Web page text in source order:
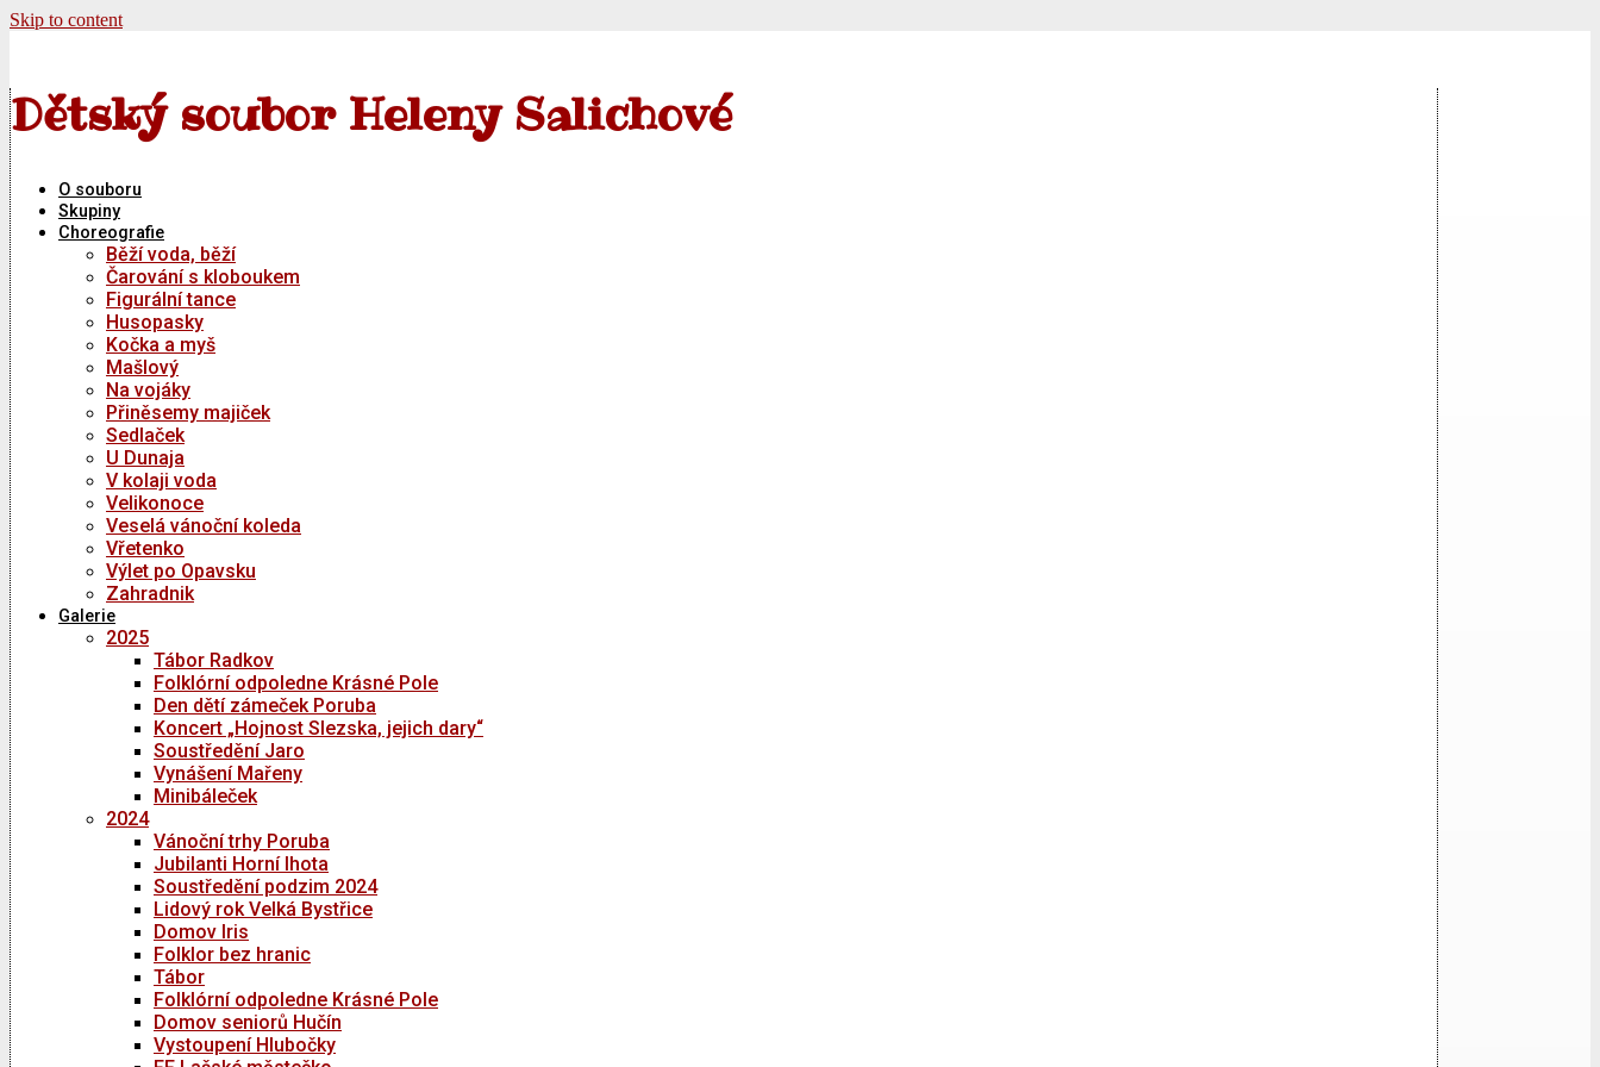
Skip to content
Dětský soubor Heleny Salichové
O souboru
Skupiny
Choreografie
Běží voda, běží
Čarování s kloboukem
Figurální tance
Husopasky
Kočka a myš
Mašlový
Na vojáky
Přiněsemy majiček
Sedlaček
U Dunaja
V kolaji voda
Velikonoce
Veselá vánoční koleda
Vřetenko
Výlet po Opavsku
Zahradnik
Galerie
2025
Tábor Radkov
Folklórní odpoledne Krásné Pole
Den dětí zámeček Poruba
Koncert „Hojnost Slezska, jejich dary“
Soustředění Jaro
Vynášení Mařeny
Minibáleček
2024
Vánoční trhy Poruba
Jubilanti Horní lhota
Soustředění podzim 2024
Lidový rok Velká Bystřice
Domov Iris
Folklor bez hranic
Tábor
Folklórní odpoledne Krásné Pole
Domov seniorů Hučín
Vystoupení Hlubočky